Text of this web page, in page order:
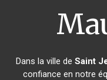
Dans la ville de Saint
confiance en notre